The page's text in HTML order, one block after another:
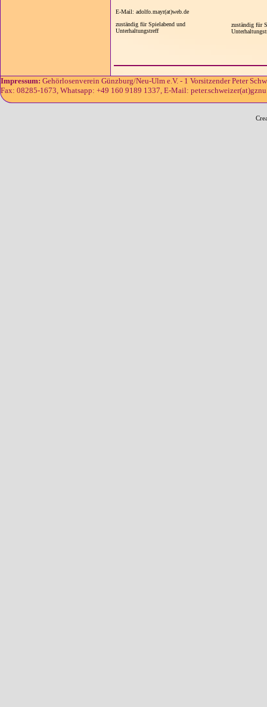
E-Mail: adolfo.mayr(at)web.de
zuständig für Spielabend und
Unterhaltungstreff
zuständig für
Impressum: Gehörlosenverein Günzburg/Neu-Ulm e.V. - 1 Vorsitzender Peter
Fax: 08285-1673, Whatsapp: +49 160 9189 1337, E-Mail: